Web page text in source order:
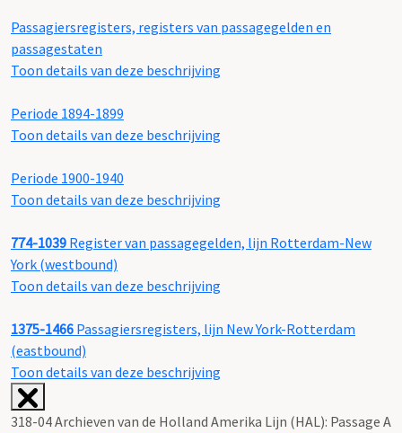
Passagiersregisters, registers van passagegelden en
passagestaten
Toon details van deze beschrijving
Periode 1894-1899
Toon details van deze beschrijving
Periode 1900-1940
Toon details van deze beschrijving
774-1039 Register van passagegelden, lijn Rotterdam-New
York (westbound)
Toon details van deze beschrijving
1375-1466 Passagiersregisters, lijn New York-Rotterdam
(eastbound)
Toon details van deze beschrijving
318-04 Archieven van de Holland Amerika Lijn (HAL): Passage A